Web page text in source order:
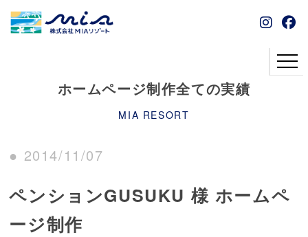
ホームページ制作全ての実績
MIA RESORT
● 2014/11/07
ペンションGUSUKU 様 ホームペ
ージ制作